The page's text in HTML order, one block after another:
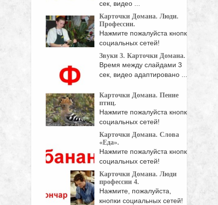
сек, видео ...
Карточки Домана. Люди.
Профессии.
Нажмите пожалуйста кнопки
социальных сетей!
Звуки 3. Карточки Домана.
Время между слайдами 3
сек, видео адаптировано ...
Карточки Домана. Пение
птиц.
Нажмите пожалуйста кнопки
социальных сетей!
Карточки Домана. Слова
«Еда».
Нажмите пожалуйста кнопки
социальных сетей!
Карточки Домана. Люди
профессии 4.
Нажмите, пожалуйста,
кнопки социальных сетей!